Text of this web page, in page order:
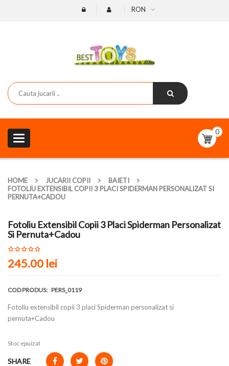
RON
Toggle
navigation
0
HOME JUCARII COPII
BAIETI
FOTOLIU EXTENSIBIL COPII 3 PLACI SPIDERMAN PERSONALIZAT SI
PERNUTA+CADOU
Fotoliu Extensibil Copii 3 Placi Spiderman Personalizat
Si Pernuta+Cadou
245.00 lei
COD PRODUS: PERS_0119
Fotoliu extensibil copii 3 placi Spiderman personalizat si
pernuta+Cadou
Stoc epuizat
SHARE